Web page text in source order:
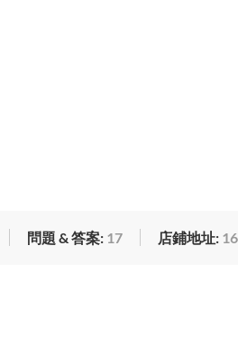
問題 & 答案: 17 店鋪地址: 16